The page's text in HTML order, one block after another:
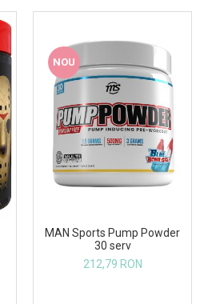
NOU
MAN Sports Pump Powder
30 serv
212,79 RON